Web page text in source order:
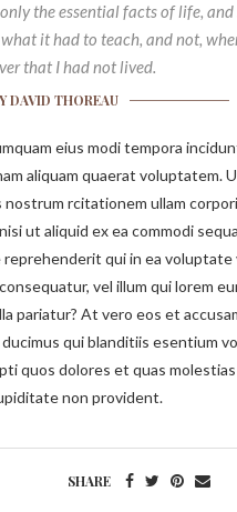
the essential facts of life,
it had to teach, and not,
that I had not lived.
DAVID THOREAU
eius modi tempora
aliquam quaerat voluptatem.
nostrum rcitationem ullam
ut aliquid ex ea commodi
reprehenderit qui in ea voluptate
vel illum qui lorem
pariatur? At vero eos et
qui blanditiis esentium
quos dolores et quas
non provident.
SHARE